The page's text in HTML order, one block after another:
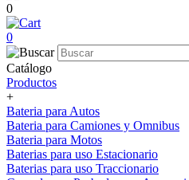
0
0
Catálogo
Productos
+
Bateria para Autos
Bateria para Camiones y Omnibus
Bateria para Motos
Baterias para uso Estacionario
Baterias para uso Traccionario